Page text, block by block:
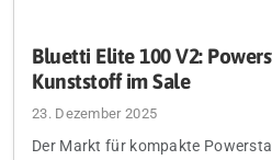
Bluetti Elite 100 V2:
Kunststoff im Sale
23. Dezember 2025
Der Markt für kompakte